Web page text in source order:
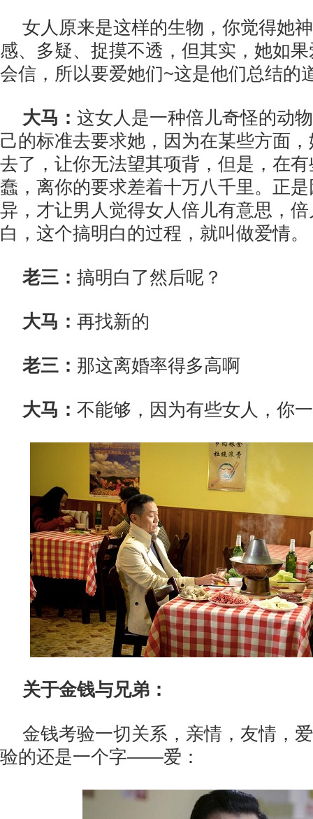
女人原来是这样的生物，你觉得她
感、多疑、捉摸不透，但其实，她如
会信，所以要爱她们~这是他们总结的
大马： 这女人是一种倍儿奇怪的动
己的标准去要求她，因为在某些方面
去了，让你无法望其项背，但是，在
蠢，离你的要求差着十万八千里。正
异，才让男人觉得女人倍儿有意思，
白，这个搞明白的过程，就叫做爱情。
老三： 搞明白了然后呢？
大马： 再找新的
老三： 那这离婚率得多高啊
大马： 不能够，因为有些女人，你
关于金钱与兄弟：
金钱考验一切关系，亲情，友情，
验的还是一个字——爱：